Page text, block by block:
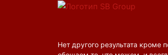
Нет другого результата кроме